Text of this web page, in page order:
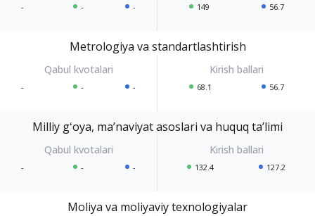
- - - 149 56.7
Metrologiya va standartlashtirish
- - - 68.1 56.7
Milliy gʻoya, maʼnaviyat asoslari va huquq taʼlimi
- - - 132.4 127.2
Moliya va moliyaviy texnologiyalar